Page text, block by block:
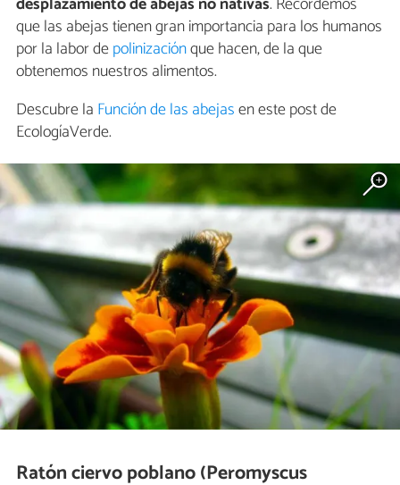
que las abejas tienen gran importancia para los humanos
por la labor depolinizaciónque hacen, de la que
obtenemos nuestros alimentos.
Descubre la Función de las abejasen este post de
EcologíaVerde.
Ratón ciervo poblano (Peromyscus